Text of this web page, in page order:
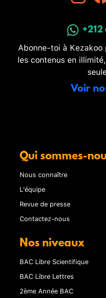
Abonne-toi à
les contenus en
Voir
Qui sommes-
Nous connaître
L'équipe
Revue de presse
Contactez-nous
Nos niveaux
BAC Libre Scientifique
BAC Libre Lettres
2ème Année BAC